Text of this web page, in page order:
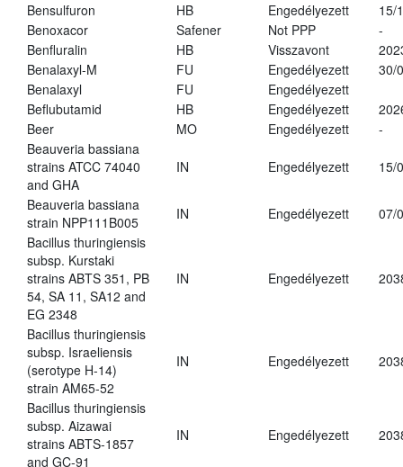
Bensulfuron
HB Engedélyezett
15/
Benoxacor
Safener Not PPP
-
Benfluralin
HB Visszavont
Benalaxyl-M
FU Engedélyezett
30/
Benalaxyl
FU
Engedélyezett
Beflubutamid
HB Engedélyezett
Beer
MO Engedélyezett
-
Beauveria bassiana
strains ATCC 74040
and GHA
IN Engedélyezett 15/
Beauveria bassiana
strain NPP111B005
IN Engedélyezett
07/
Bacillus thuringiensis
subsp. Kurstaki
strains ABTS 351, PB
54, SA 11, SA12 and
EG 2348
IN Engedélyezett
Bacillus thuringiensis
subsp. Israeliensis
(serotype H-14)
strain AM65-52
IN Engedélyezett
Bacillus thuringiensis
subsp. Aizawai
strains ABTS-1857
and GC-91
IN Engedélyezett